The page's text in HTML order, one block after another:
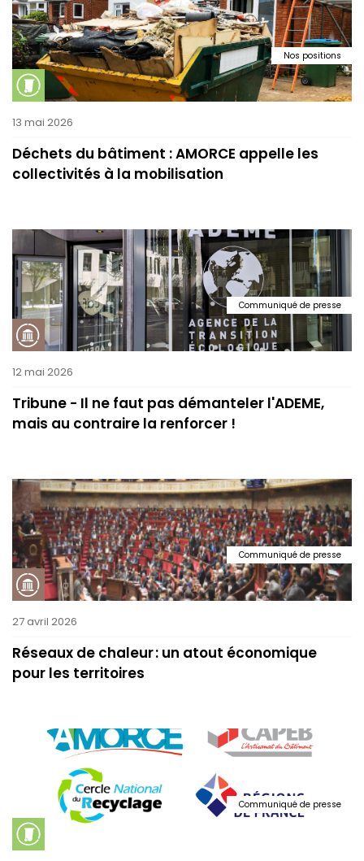
Nos positions
13 mai 2026
Déchets du bâtiment : AMORCE appelle les
collectivités à la mobilisation
Communiqué de presse
12 mai 2026
Tribune - Il ne faut pas démanteler l'ADEME,
mais au contraire la renforcer !
Communiqué de presse
27 avril 2026
Réseaux de chaleur : un atout économique
pour les territoires
Communiqué de presse